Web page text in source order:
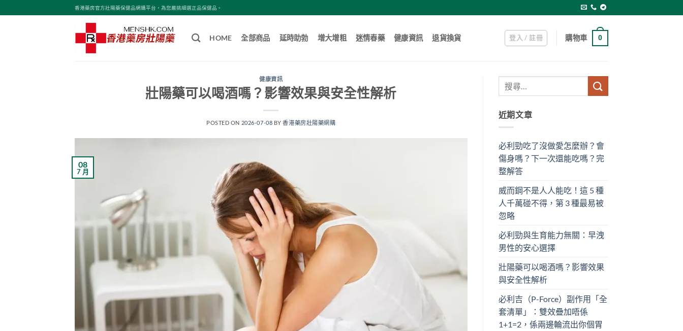
to
香港藥房官方壯陽藥保健品網購平台，為您嚴挑細選正品保健品。
HOME 全部商品 延時助勃 增大增粗 迷情春藥 健康資訊 退貨換貨 登入 / 註冊 購物車 0
健康資訊
壯陽藥可以喝酒嗎？影響效果與安全性解析
POSTED ON 2026-07-08 BY香港藥房壯陽藥網購
08
7 月
近期文章
必利勁吃了沒做愛怎麼辦？會
傷身嗎？下一次還能吃嗎？完
整解答
威而鋼不是人人能吃！這 5 種
人千萬碰不得，第 3 種最易被
忽略
必利勁與生育能力無關：早洩
男性的安心選擇
壯陽藥可以喝酒嗎？影響效果
與安全性解析
必利吉（P-Force）副作用「全
套清單」：雙效疊加唔係
1+1=2，係兩邊輪流出你個胃